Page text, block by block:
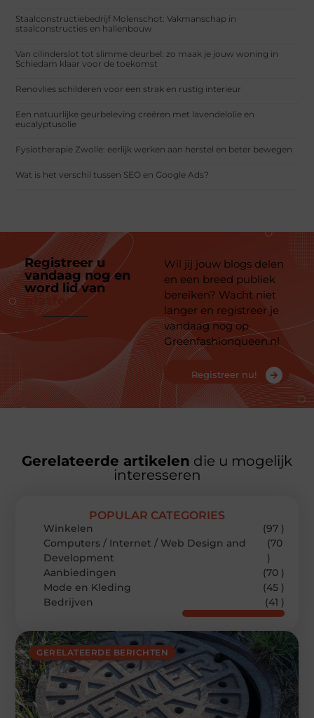
Staalconstructiebedrijf Molenschot: Vakmanschap in
staalconstructies en hallenbouw
Van cilinderslot tot slimme deurbel: zo maak je jouw woning in
Schiedam klaar voor de toekomst
Renovlies schilderen voor een strak en rustig interieur
Een natuurlijke geurbeleving creëren met lavendelolie en
eucalyptusolie
Fysiotherapie Zwolle: eerlijk werken aan herstel en beter bewegen
Wat is het verschil tussen SEO en Google Ads?
Registreer u
vandaag nog en
word lid van
platform
Wil jij jouw blogs delen
en een breed publiek
bereiken? Wacht niet
langer en registreer je
vandaag nog op
Greenfashionqueen.nl
Registreer nu!
Gerelateerde artikelen die u mogelijk
interesseren
GERELATEERDE BERICHTEN
POPULAR CATEGORIES
Winkelen
(97 )
Computers / Internet / Web Design and
Development
(70
)
Aanbiedingen
(70 )
Mode en Kleding
(45 )
Bedrijven
(41 )